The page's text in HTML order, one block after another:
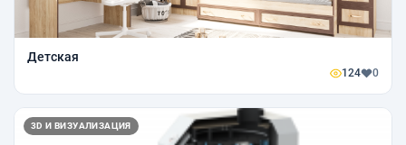
Детская
124 0
3D И ВИЗУАЛИЗАЦИЯ